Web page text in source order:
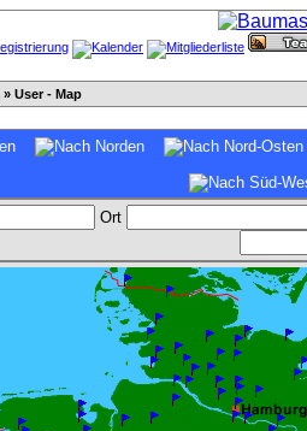
» User - Map
Ort